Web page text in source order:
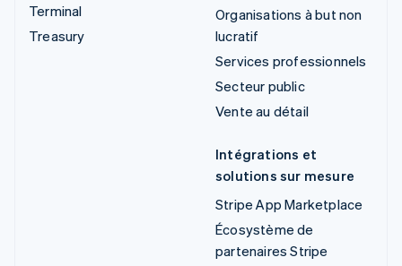
Terminal
Treasury
Organisations à but non
lucratif
Services professionnels
Secteur public
Vente au détail
Intégrations et
solutions sur mesure
Stripe App Marketplace
Écosystème de
partenaires Stripe